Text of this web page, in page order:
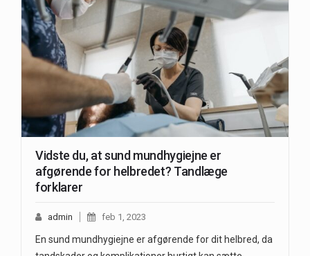
Vidste du, at sund mundhygiejne er
afgørende for helbredet? Tandlæge
forklarer
admin feb 1, 2023
En sund mundhygiejne er afgørende for dit helbred, da